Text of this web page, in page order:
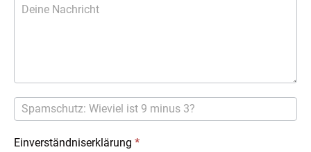
Einverständniserklärung *